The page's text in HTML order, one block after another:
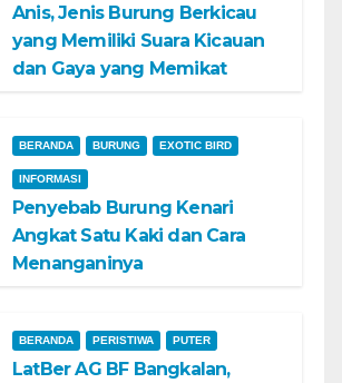
Anis, Jenis Burung Berkicau
yang Memiliki Suara Kicauan
dan Gaya yang Memikat
BERANDA BURUNG EXOTIC BIRD
INFORMASI
Penyebab Burung Kenari
Angkat Satu Kaki dan Cara
Menanganinya
BERANDA PERISTIWA PUTER
LatBer AG BF Bangkalan,